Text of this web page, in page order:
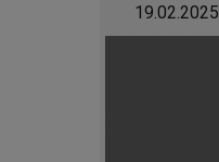
19.02.2025